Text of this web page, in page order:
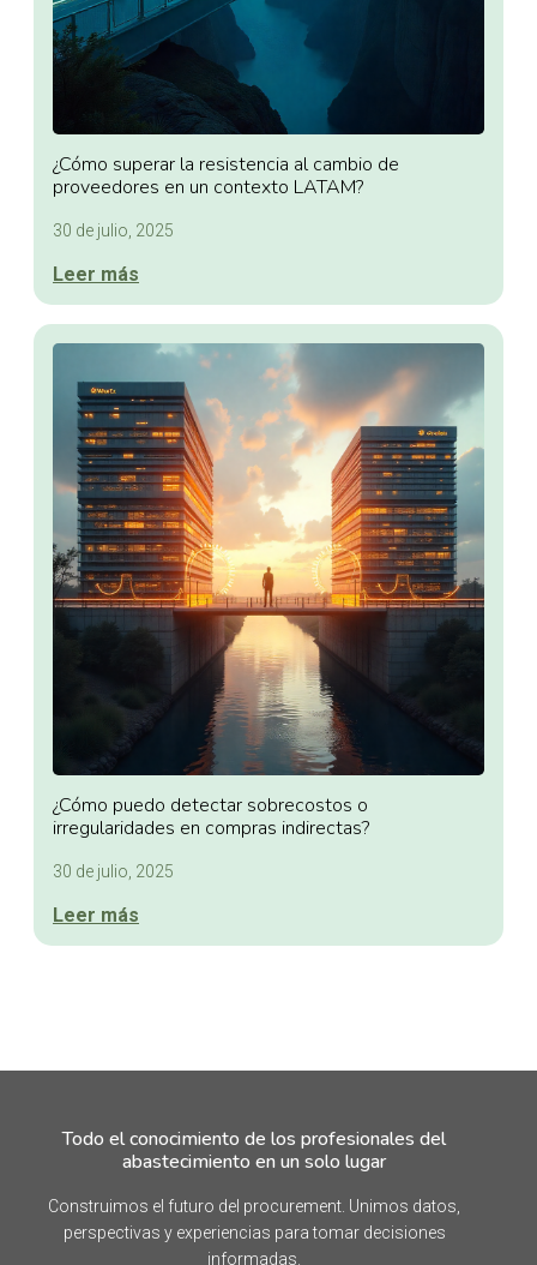
¿Cómo superar la resistencia al cambio de
proveedores en un contexto LATAM?
30 de julio, 2025
Leer más
¿Cómo puedo detectar sobrecostos o
irregularidades en compras indirectas?
30 de julio, 2025
Leer más
Todo el conocimiento de los profesionales del
abastecimiento en un solo lugar
Construimos el futuro del procurement. Unimos datos,
perspectivas y experiencias para tomar decisiones
informadas.